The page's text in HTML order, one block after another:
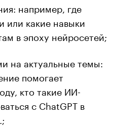
например, где
или какие навыки
в эпоху нейросетей;
на актуальные темы:
помогает
кто такие ИИ-
с ChatGPT в